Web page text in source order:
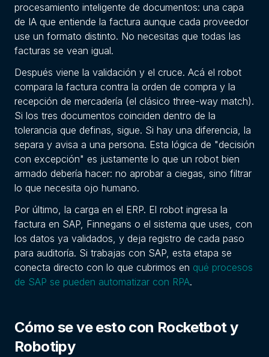
procesamiento inteligente de documentos: una capa
de IA que entiende la factura aunque cada proveedor
use un formato distinto. No necesitas que todas las
facturas se vean igual.
Después viene la validación y el cruce. Acá el robot
compara la factura contra la orden de compra y la
recepción de mercadería (el clásico three-way match).
Si los tres documentos coinciden dentro de la
tolerancia que definas, sigue. Si hay una diferencia, la
separa y avisa a una persona. Esta lógica de "decisión
con excepción" es justamente lo que un robot bien
armado debería hacer: no aprobar a ciegas, sino filtrar
lo que necesita ojo humano.
Por último, la carga en el ERP. El robot ingresa la
factura en SAP, Finnegans o el sistema que uses, con
los datos ya validados, y deja registro de cada paso
para auditoría. Si trabajas con SAP, esta etapa se
conecta directo con lo que cubrimos en qué procesos
de SAP se pueden automatizar con RPA.
Cómo se ve esto con Rocketbot y
Robotipy